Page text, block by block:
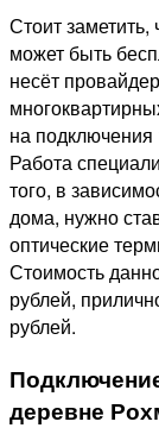
Стоит
может быть
несёт
на подключения
Работа
того, в
дома, нужно
оптические
Стоимость
рублей,
рублей.
деревне